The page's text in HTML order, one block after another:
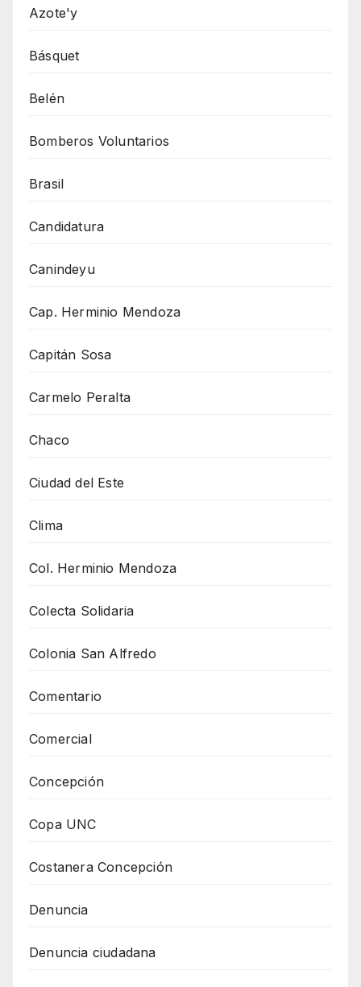
Azote'y
Básquet
Belén
Bomberos Voluntarios
Brasil
Candidatura
Canindeyu
Cap. Herminio Mendoza
Capitán Sosa
Carmelo Peralta
Chaco
Ciudad del Este
Clima
Col. Herminio Mendoza
Colecta Solidaria
Colonia San Alfredo
Comentario
Comercial
Concepción
Copa UNC
Costanera Concepción
Denuncia
Denuncia ciudadana